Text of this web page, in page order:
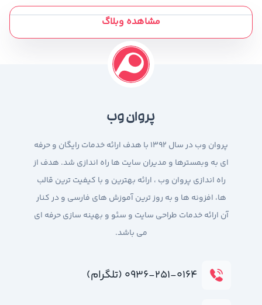
مشاهده وبلاگ
پروان وب
پروان وب در سال 1392 با هدف ارائه خدمات رایگان و حرفه
ای به وبمسترها و مدیران سایت ها راه اندازی شد. هدف از
راه اندازی پروان وب ، ارائه بهترین و با کیفیت ترین قالب
ها، افزونه ها و به روز ترین آموزش های فارسی و در کنار
آن ارائه خدمات طراحی سایت و سئو و بهینه سازی حرفه ای
می باشد.
۰۹۳۶-۲۵۱-۰۱۶۴ (تلگرام)